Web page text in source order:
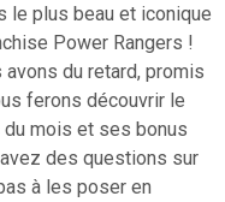
le plus beau et iconique
Power Rangers !
du retard, promis
ferons découvrir le
mois et ses bonus
des questions sur
à les poser en